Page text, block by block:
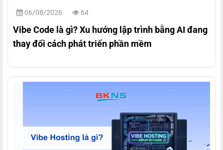
06/08/2026 64
Vibe Code là gì? Xu hướng lập trình bằng AI đang
thay đổi cách phát triển phần mềm